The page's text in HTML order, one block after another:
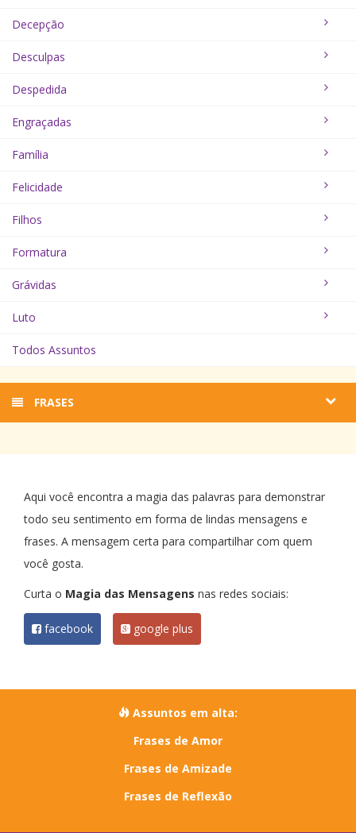
Decepção
Desculpas
Despedida
Engraçadas
Família
Felicidade
Filhos
Formatura
Grávidas
Luto
Todos Assuntos
FRASES
Aqui você encontra a magia das palavras para demonstrar
todo seu sentimento em forma de lindas mensagens e
frases. A mensagem certa para compartilhar com quem
você gosta.
Curta o Magia das Mensagens nas redes sociais:
facebook google plus
Assuntos em alta:
Frases de Amor
Frases de Amizade
Frases de Reflexão